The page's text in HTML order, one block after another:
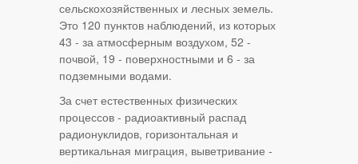
сельскохозяйственных и лесных земель.
Это 120 пунктов наблюдений, из которых
43 - за атмосферным воздухом, 52 -
почвой, 19 - поверхностными и 6 - за
подземными водами.
За счет естественных физических
процессов - радиоактивный распад
радионуклидов, горизонтальная и
вертикальная миграция, выветривание -